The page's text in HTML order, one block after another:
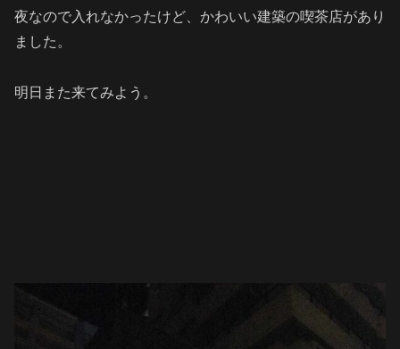
夜なので入れなかったけど、かわいい建築の喫茶店があり
ました。
明日また来てみよう。